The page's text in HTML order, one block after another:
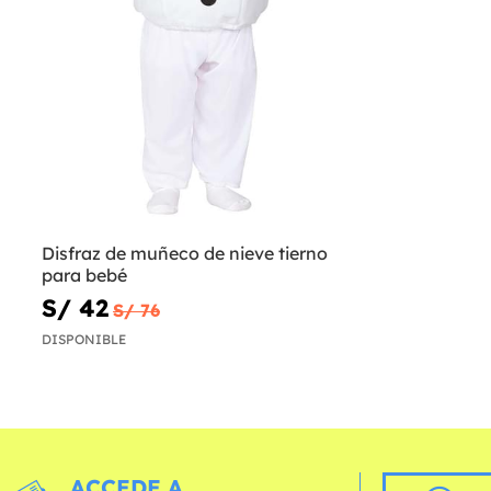
Disfraz de muñeco de nieve tierno
para bebé
S/ 42 S/ 76
DISPONIBLE